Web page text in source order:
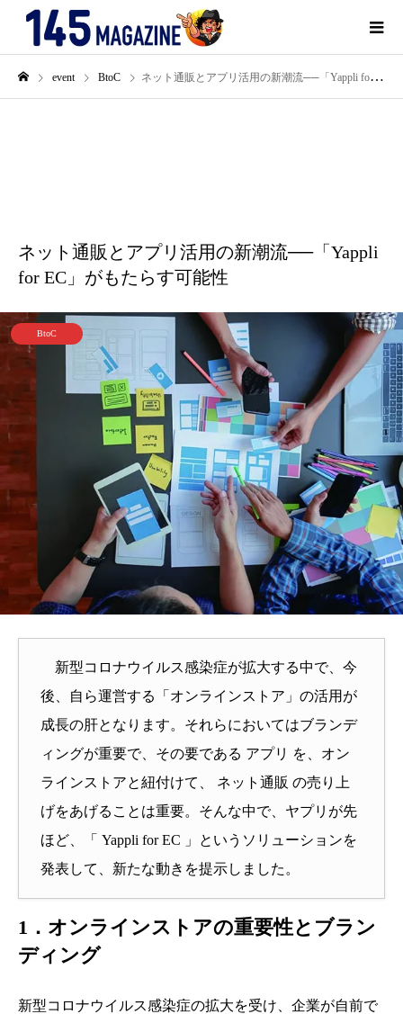
event BtoC ネット通販とアプリ活用の新潮流──「Yappli for EC」がもたらす可能性
ネット通販とアプリ活用の新潮流──「Yappli
for EC」がもたらす可能性
BtoC
新型コロナウイルス感染症が拡大する中で、今
後、自ら運営する「オンラインストア」の活用が
成長の肝となります。それらにおいてはブランデ
ィングが重要で、その要である アプリ を、オン
ラインストアと紐付けて、 ネット通販 の売り上
げをあげることは重要。そんな中で、ヤプリが先
ほど、「 Yappli for EC 」というソリューションを
発表して、新たな動きを提示しました。
1．オンラインストアの重要性とブラン
ディング
新型コロナウイルス感染症の拡大を受け、企業が自前で